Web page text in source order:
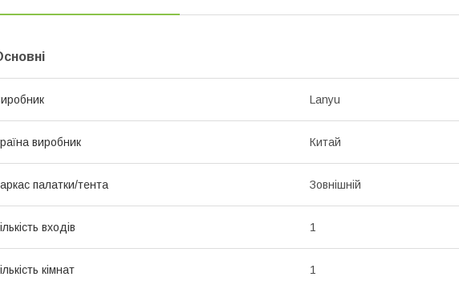
Lanyu
виробник Китай
палатки/тента Зовнішній
входів 1
кімнат 1